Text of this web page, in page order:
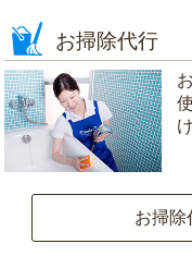
お掃除代行
お掃除